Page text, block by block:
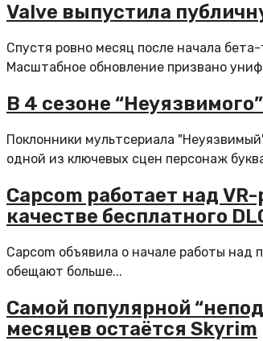
Valve выпустила
Спустя ровно месяц после начала
Масштабное обновление призвано
В 4 сезоне
Поклонники мультсериала
одной из ключевых сцен персонаж
Capcom работает над
качестве бесплатного
Capcom объявила о начале работы над
обещают больше...
Самой популярной
месяцев остаётся Skyrim